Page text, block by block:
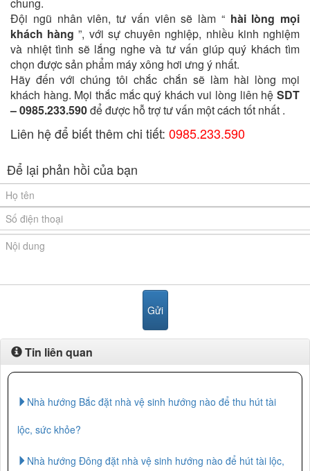
Đội ngũ nhân viên, tư vấn viên sẽ làm “ hài lòng mọi
khách hàng ”, với sự chuyên nghiệp, nhiều kinh nghiệm
và nhiệt tình sẽ lắng nghe và tư vấn giúp quý khách tìm
chọn được sản phẩm máy xông hơi ưng ý nhất.
Hãy đến với chúng tôi chắc chắn sẽ làm hài lòng mọi
khách hàng. Mọi thắc mắc quý khách vui lòng liên hệ SDT
–0985.233.590để được hỗ trợ tư vấn một cách tốt nhất .
Liên hệ để biết thêm chi tiết: 0985.233.590
Để lại phản hồi của bạn
Tin liên quan
Nhà hướng Bắc đặt nhà vệ sinh hướng nào để thu hút tài
lộc, sức khỏe?
Nhà hướng Đông đặt nhà vệ sinh hướng nào để hút tài lộc,